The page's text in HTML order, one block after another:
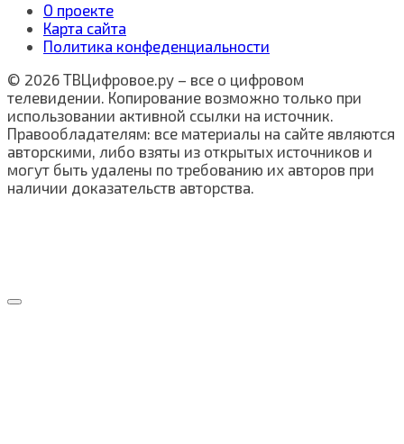
О проекте
Карта сайта
Политика конфеденциальности
© 2026 ТВЦифровое.ру – все о цифровом
телевидении. Копирование возможно только при
использовании активной ссылки на источник.
Правообладателям: все материалы на сайте являются
авторскими, либо взяты из открытых источников и
могут быть удалены по требованию их авторов при
наличии доказательств авторства.